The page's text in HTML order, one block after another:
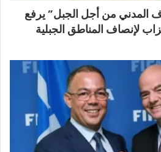
“الائتلاف المدني من أجل الجبل” يرفع
لإنصاف المناطق الجبلية